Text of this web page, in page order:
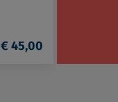
€ 45,00